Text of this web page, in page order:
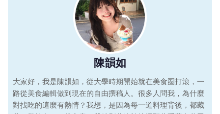
陳韻如
大家好，我是陳韻如，從大學時期開始就在美食圈打滾，一
路從美食編輯做到現在的自由撰稿人。很多人問我，為什麼
對找吃的這麼有熱情？我想，是因為每一道料理背後，都藏